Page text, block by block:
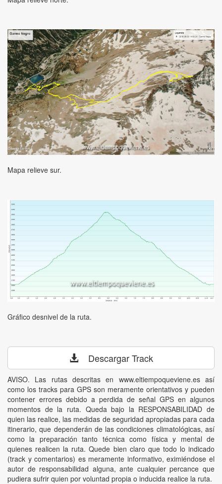
Mapa relieve sur.
Gráfico desnivel de la ruta.
Descargar Track
AVISO. Las rutas descritas en www.eltiempoqueviene.es así
como los tracks para GPS son meramente orientativos y pueden
contener errores debido a perdida de señal GPS en algunos
momentos de la ruta. Queda bajo la RESPONSABILIDAD de
quien las realice, las medidas de seguridad apropiadas para cada
itinerario, que dependerán de las condiciones climatológicas, así
como la preparación tanto técnica como física y mental de
quienes realicen la ruta. Quede bien claro que todo lo indicado
(track y comentarios) es meramente informativo, eximiéndose el
autor de responsabilidad alguna, ante cualquier percance que
pudiera sufrir quien por voluntad propia o inducida realice la ruta.